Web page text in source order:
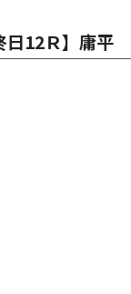
日12Ｒ】庸平